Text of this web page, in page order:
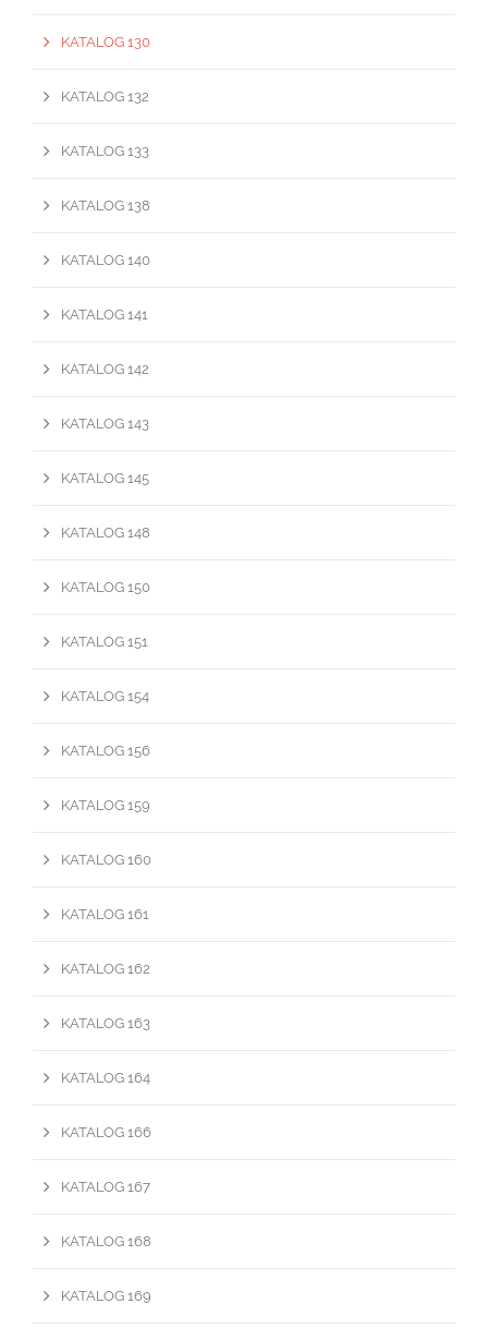
KATALOG 130
KATALOG 132
KATALOG 133
KATALOG 138
KATALOG 140
KATALOG 141
KATALOG 142
KATALOG 143
KATALOG 145
KATALOG 148
KATALOG 150
KATALOG 151
KATALOG 154
KATALOG 156
KATALOG 159
KATALOG 160
KATALOG 161
KATALOG 162
KATALOG 163
KATALOG 164
KATALOG 166
KATALOG 167
KATALOG 168
KATALOG 169